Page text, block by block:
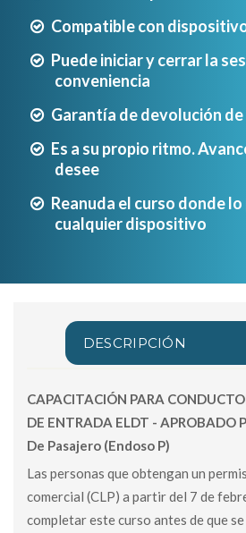
Compatible con
Puede iniciar y cerrar la
conveniencia
Garantía de devolución de
Es a su propio ritmo.
desee
Reanuda el curso donde
cualquier dispositivo
DESCRIPCIÓN
CAPACITACIÓN PARA
DE ENTRADA ELDT - APROBADO
De Pasajero (Endoso P)
Las personas que obtengan un
comercial (CLP) a partir del 7 de
completar este curso antes de que